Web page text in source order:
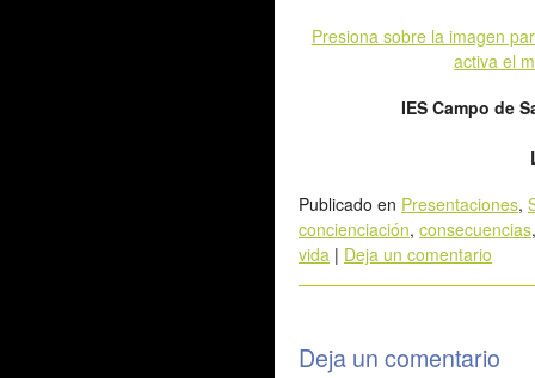
Presiona sobre la imagen
activa el
IES Campo de
Publicado en Presentaciones,
concienciación, consecuencias
vida | Deja un comentario
Deja un comentario